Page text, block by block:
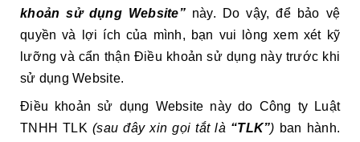
khoản sử dụng Website”này. Do vậy, để bảo vệ
quyền và lợi ích của mình, bạn vui lòng xem xét kỹ
lưỡng và cẩn thận Điều khoản sử dụng này trước khi
sử dụng Website.
Điều khoản sử dụng Website này do Công ty Luật
TNHH TLK(sau đây xin gọi tắt là “TLK”) ban hành.